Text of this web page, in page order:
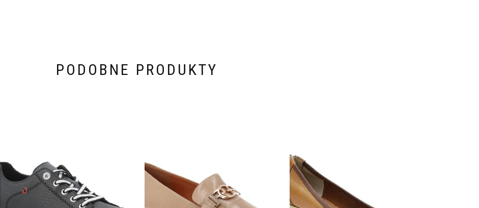
PODOBNE PRODUKTY